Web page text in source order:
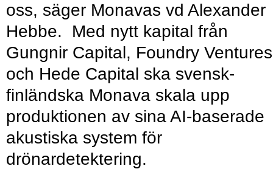
oss, säger Monavas vd Alexander
Hebbe. Med nytt kapital från
Gungnir Capital, Foundry Ventures
och Hede Capital ska svensk-
finländska Monava skala upp
produktionen av sina AI-baserade
akustiska system för
drönardetektering.